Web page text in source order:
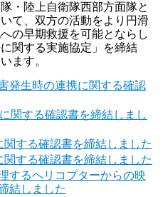
・陸上自衛隊西部方面隊と
て、双方の活動をより円滑
の早期救援を可能とならし
関する実施協定」を締結
ます。
発生時の連携に関する確認
関する確認書を締結しまし
する確認書を締結しました
する確認書を締結しました
するヘリコプターからの映
結しました